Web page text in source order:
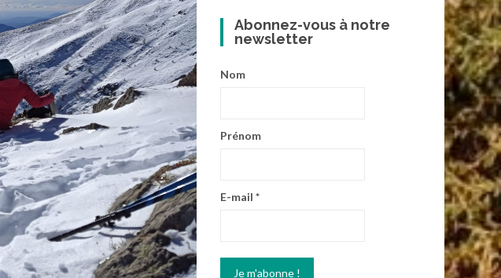
Abonnez-vous à notre
newsletter
Nom
Prénom
E-mail *